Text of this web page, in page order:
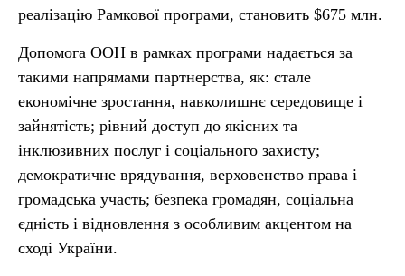
реалізацію Рамкової програми, становить $675 млн.
Допомога ООН в рамках програми надається за
такими напрямами партнерства, як: стале
економічне зростання, навколишнє середовище і
зайнятість; рівний доступ до якісних та
інклюзивних послуг і соціального захисту;
демократичне врядування, верховенство права і
громадська участь; безпека громадян, соціальна
єдність і відновлення з особливим акцентом на
сході України.